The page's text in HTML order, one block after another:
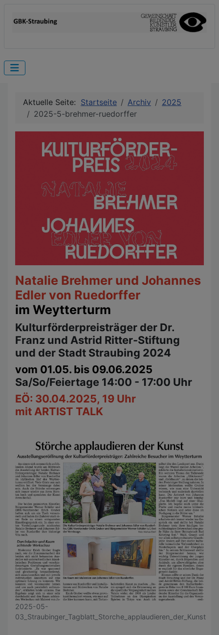
Aktuelle Seite: Startseite Archiv
2025
2025-5-brehmer-ruedorffer
Natalie Brehmer und Johannes
Edler von Ruedorffer
im Weytterturm
Kulturförderpreisträger der Dr.
Franz und Astrid Ritter-Stiftung
und der Stadt Straubing 2024
vom 01.05. bis 09.06.2025
Sa/So/Feiertage 14:00 - 17:00 Uhr
EÖ: 30.04.2025, 19 Uhr
mit ARTIST TALK
2025-05-
03_Straubinger_Tagblatt_Storche_applaudieren_der_Kunst